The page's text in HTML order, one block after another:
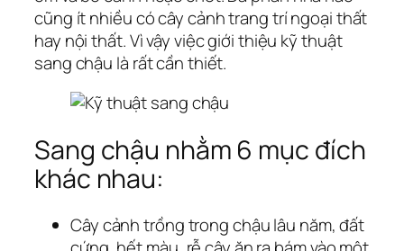
cũng ít nhiều có cây cảnh trang trí ngoại thất
hay nội thất. Vì vậy việc giới thiệu kỹ thuật
sang chậu là rất cần thiết.
Sang chậu nhằm 6 mục đích
khác nhau:
Cây cảnh trồng trong chậu lâu năm, đất